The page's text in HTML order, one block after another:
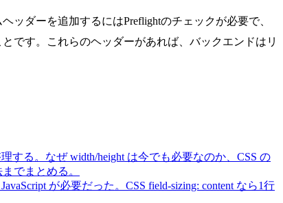
ダーを追加するにはPreflightのチェックが必要で、
です。これらのヘッダーがあれば、バックエンドはリ
する。なぜ width/height は今でも必要なのか、CSS の
でまとめる。
が必要だった。CSS field-sizing: content なら1行